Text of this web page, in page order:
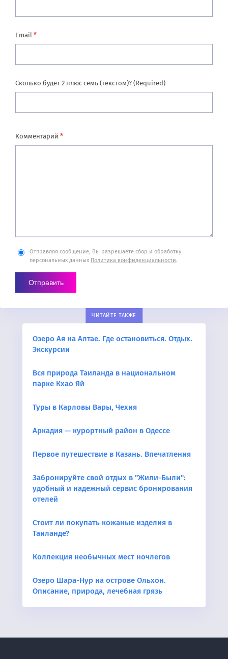
Email *
Сколько будет 2 плюс семь (текстом)? (Required)
Комментарий *
Отправляя сообщение, Вы разрешаете сбор и обработку
персональных данных Политика конфиденциальности.
ЧИТАЙТЕ ТАКЖЕ
Озеро Ая на Алтае. Где остановиться. Отдых.
Экскурсии
Вся природа Таиланда в национальном
парке Кхао Яй
Туры в Карловы Вары, Чехия
Аркадия — курортный район в Одессе
Первое путешествие в Казань. Впечатления
Забронируйте свой отдых в "Жили-Были":
удобный и надежный сервис бронирования
отелей
Стоит ли покупать кожаные изделия в
Таиланде?
Коллекция необычных мест ночлегов
Озеро Шара-Нур на острове Ольхон.
Описание, природа, лечебная грязь